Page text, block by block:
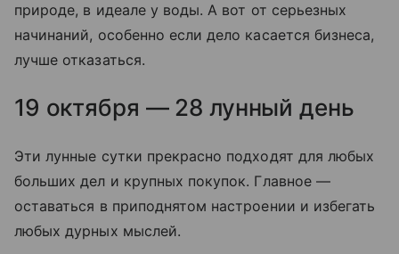
природе, в идеале у воды. А вот от серьезных
начинаний, особенно если дело касается бизнеса,
лучше отказаться.
19 октября — 28 лунный день
Эти лунные сутки прекрасно подходят для любых
больших дел и крупных покупок. Главное —
оставаться в приподнятом настроении и избегать
любых дурных мыслей.